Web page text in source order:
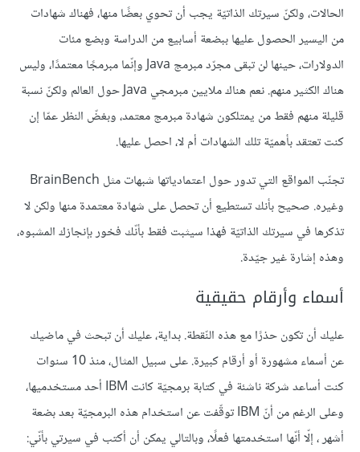
الحالات، ولكنّ سيرتك الذاتيّة يجب أن تحوي بعضًا منها، فهناك شهادات
من اليسير الحصول عليها ببضعة أسابيع من الدراسة وبضع مئات
الدولارات، حينها لن تبقى مجرّد مبرمج Java وإنّما مبرمجًا معتمدًا، وليس
هناك الكثير منهم. نعم هناك ملايين مبرمجي Java حول العالم ولكنّ نسبة
قليلة منهم فقط من يمتلكون شهادة مبرمج معتمد، وبغضّ النظر عمّا إن
كنت تعتقد بأهميّة تلك الشهادات أم لا، احصل عليها.
تجنّب المواقع التي تدور حول اعتمادياتها شبهات مثل BrainBench
وغيره. صحيح بأنك تستطيع أن تحصل على شهادة معتمدة منها ولكن لا
تذكرها في سيرتك الذاتيّة فهذا سيثبت فقط بأنّك فخور بإنجازك المشبوه،
وهذه إشارة غير جيّدة.
أسماء وأرقام حقيقية
عليك أن تكون حذرًا مع هذه النّقطة. بداية، عليك أن تبحث في ماضيك
عن أسماء مشهورة أو أرقام كبيرة. على سبيل المثال، منذ 10 سنوات
كنت أساعد شركة ناشئة في كتابة برمجيّة كانت IBM أحد مستخدميها،
وعلى الرغم من أنّ IBM توقّفت عن استخدام هذه البرمجيّة بعد بضعة
أشهر ، إلّا أنّها استخدمتها فعلًا، وبالتالي يمكن أن أكتب في سيرتي بأنّي: